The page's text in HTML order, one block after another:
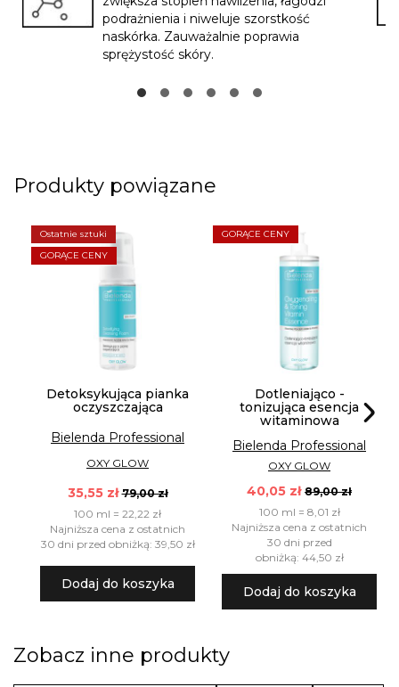
podrażnienia i niweluje szorstkość
naskórka. Zauważalnie poprawia
sprężystość skóry.
Produkty powiązane
Ostatnie sztuki
GORĄCE CENY
Detoksykująca pianka
oczyszczająca
Bielenda Professional
OXY GLOW
35,55 zł 79,00 zł
100 ml = 22,22 zł
Najniższa cena z ostatnich
30 dni przed obniżką: 39,50 zł
Dodaj do koszyka
GORĄCE CENY
Dotleniająco -
tonizująca esencja
witaminowa
Bielenda Professional
OXY GLOW
40,05 zł 89,00 zł
100 ml = 8,01 zł
Najniższa cena z ostatnich
30 dni przed
obniżką: 44,50 zł
Dodaj do koszyka
Zobacz inne produkty